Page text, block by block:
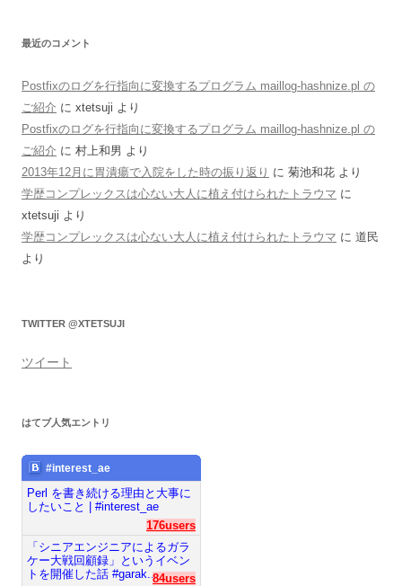
最近のコメント
Postfixのログを行指向に変換するプログラム maillog-hashnize.pl の
ご紹介 に xtetsuji より
Postfixのログを行指向に変換するプログラム maillog-hashnize.pl の
ご紹介 に 村上和男 より
2013年12月に胃潰瘍で入院をした時の振り返り に 菊池和花 より
学歴コンプレックスは心ない大人に植え付けられたトラウマ に
xtetsuji より
学歴コンプレックスは心ない大人に植え付けられたトラウマ に 道民
より
TWITTER @XTETSUJI
ツイート
はてブ人気エントリ
#interest_ae
Perl を書き続ける理由と大事に
したいこと | #interest_ae
176users
「シニアエンジニアによるガラ
ケー大戦回顧録」というイベン
トを開催した話 #garak...84users